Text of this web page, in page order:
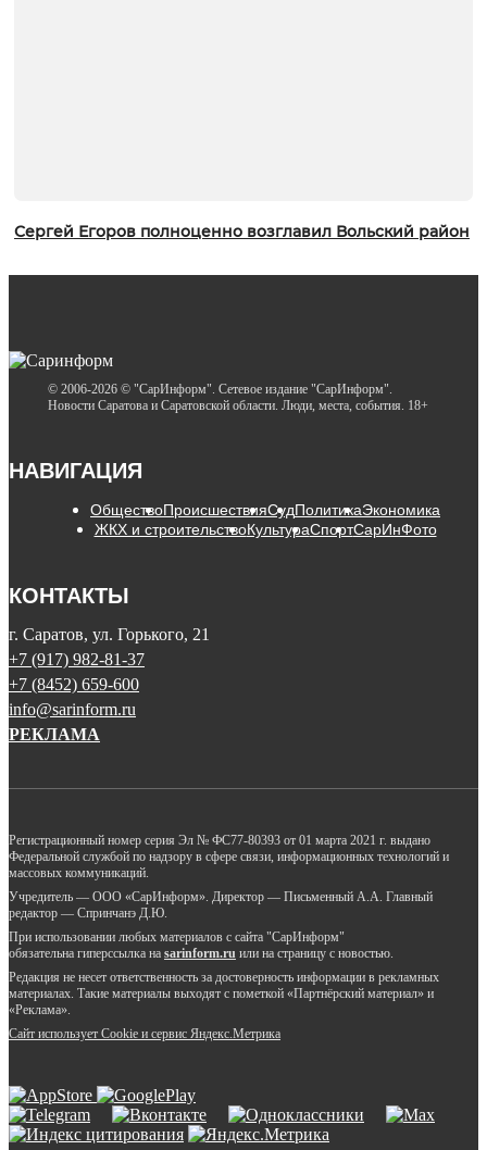
Сергей Егоров полноценно возглавил Вольский район
© 2006-2026 © "СарИнформ". Сетевое издание "СарИнформ".
Новости Саратова и Саратовской области. Люди, места, события. 18+
НАВИГАЦИЯ
ОбществоПроисшествияСудПолитикаЭкономика
ЖКХ и строительствоКультураСпортСарИнФото
КОНТАКТЫ
г. Саратов, ул. Горького, 21
+7 (917) 982-81-37
+7 (8452) 659-600
info@sarinform.ru
РЕКЛАМА
Регистрационный номер серия Эл № ФС77-80393 от 01 марта 2021 г. выдано
Федеральной службой по надзору в сфере связи, информационных технологий и
массовых коммуникаций.
Учредитель — ООО «СарИнформ». Директор — Письменный А.А. Главный
редактор — Спринчанэ Д.Ю.
При использовании любых материалов с сайта "СарИнформ"
обязательна гиперссылка на sarinform.ru или на страницу с новостью.
Редакция не несет ответственность за достоверность информации в рекламных
материалах. Такие материалы выходят с пометкой «Партнёрский материал» и
«Реклама».
Сайт использует Cookie и сервиc Яндекс.Метрика